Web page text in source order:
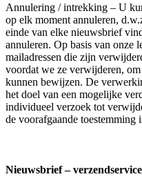
Annulering / intrekking – U
op elk moment annuleren,
einde van elke nieuwsbrief
annuleren. Op basis van onze
mailadressen die zijn
voordat we ze verwijderen,
kunnen bewijzen. De
het doel van een mogelijke
individueel verzoek tot
de voorafgaande toestemming
Nieuwsbrief –